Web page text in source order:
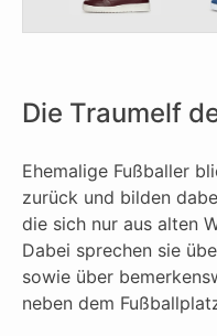
Die Traumelf
Ehemalige Fußballer
zurück und bilden
die sich nur aus alten
Dabei sprechen sie
sowie über
neben dem